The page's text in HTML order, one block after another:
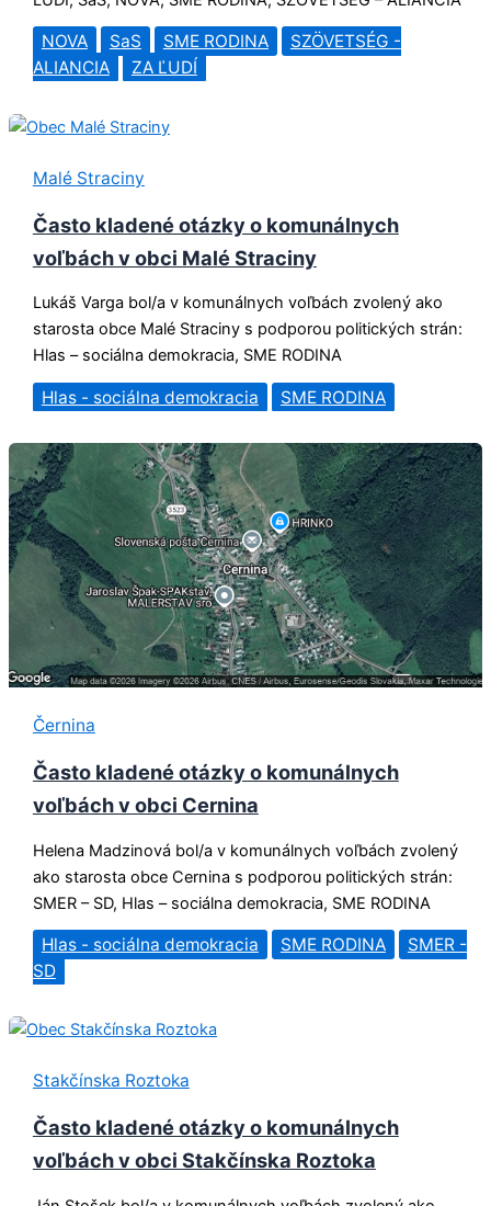
NOVA SaS SME RODINA
SZÖVETSÉG -
ALIANCIA
ZA ĽUDÍ
Malé Straciny
Často kladené otázky o komunálnych
voľbách v obci Malé Straciny
Lukáš Varga bol/a v komunálnych voľbách zvolený ako
starosta obce Malé Straciny s podporou politických strán:
Hlas – sociálna demokracia, SME RODINA
Hlas - sociálna demokracia SME RODINA
Černina
Často kladené otázky o komunálnych
voľbách v obci Cernina
Helena Madzinová bol/a v komunálnych voľbách zvolený
ako starosta obce Cernina s podporou politických strán:
SMER – SD, Hlas – sociálna demokracia, SME RODINA
Hlas - sociálna demokracia SME RODINA
SMER -
SD
Stakčínska Roztoka
Často kladené otázky o komunálnych
voľbách v obci Stakčínska Roztoka